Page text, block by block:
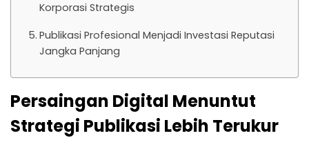
Korporasi Strategis
Publikasi Profesional Menjadi Investasi Reputasi
Jangka Panjang
Persaingan Digital Menuntut
Strategi Publikasi Lebih Terukur